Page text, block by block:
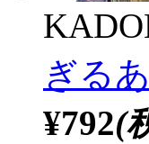
ぎる
¥792(